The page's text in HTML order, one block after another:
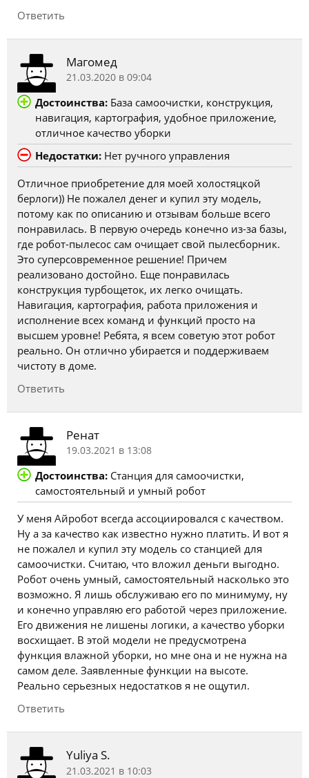
Ответить
Магомед
21.03.2020 в 09:04
Достоинства: База самоочистки, конструкция,
навигация, картография, удобное приложение,
отличное качество уборки
Недостатки: Нет ручного управления
Отличное приобретение для моей холостяцкой
берлоги)) Не пожалел денег и купил эту модель,
потому как по описанию и отзывам больше всего
понравилась. В первую очередь конечно из-за базы,
где робот-пылесос сам очищает свой пылесборник.
Это суперсовременное решение! Причем
реализовано достойно. Еще понравилась
конструкция турбощеток, их легко очищать.
Навигация, картография, работа приложения и
исполнение всех команд и функций просто на
высшем уровне! Ребята, я всем советую этот робот
реально. Он отлично убирается и поддерживаем
чистоту в доме.
Ответить
Ренат
19.03.2021 в 13:08
Достоинства: Станция для самоочистки,
самостоятельный и умный робот
У меня Айробот всегда ассоциировался с качеством.
Ну а за качество как известно нужно платить. И вот я
не пожалел и купил эту модель со станцией для
самоочистки. Считаю, что вложил деньги выгодно.
Робот очень умный, самостоятельный насколько это
возможно. Я лишь обслуживаю его по минимуму, ну
и конечно управляю его работой через приложение.
Его движения не лишены логики, а качество уборки
восхищает. В этой модели не предусмотрена
функция влажной уборки, но мне она и не нужна на
самом деле. Заявленные функции на высоте.
Реально серьезных недостатков я не ощутил.
Ответить
Yuliya S.
21.03.2021 в 10:03